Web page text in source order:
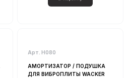
Арт. Н080
АМОРТИЗАТОР / ПОДУШКА
ДЛЯ ВИБРОПЛИТЫ WACKER